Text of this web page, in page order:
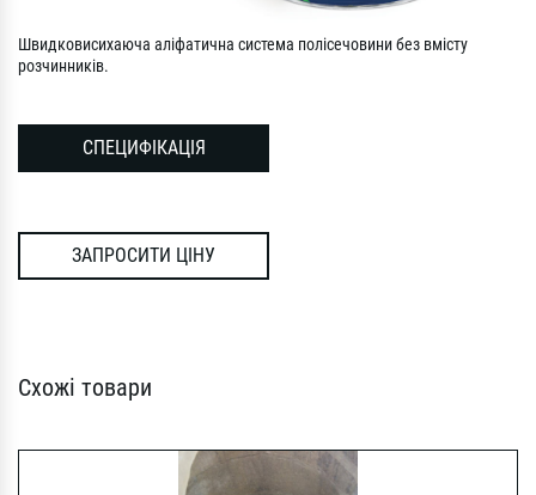
Швидковисихаюча аліфатична система полісечовини без вмісту
розчинників.
СПЕЦИФІКАЦІЯ
ЗАПРОСИТИ ЦІНУ
Схожі товари